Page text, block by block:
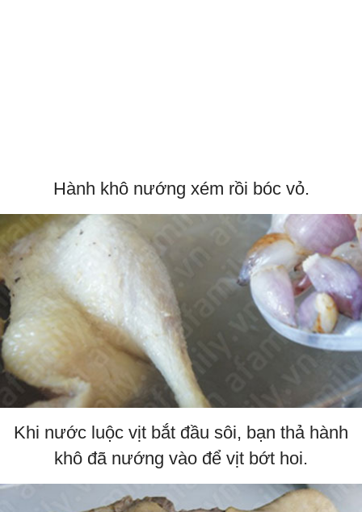
Hành khô nướng xém rồi bóc vỏ.
Khi nước luộc vịt bắt đầu sôi, bạn thả hành
khô đã nướng vào để vịt bớt hoi.